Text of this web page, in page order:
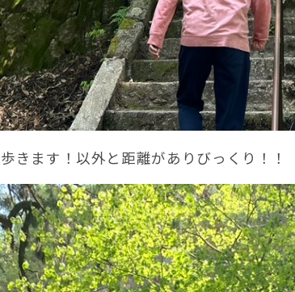
きます！以外と距離がありびっくり！！